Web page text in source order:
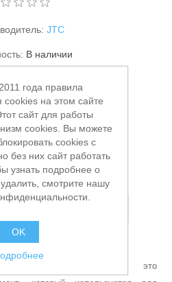
и оснастка
JTC
В наличии
УТ-00007544
JTC-71315
₽
Г-образный JTC на — это
года правила
cookies на этом сайте
сайт для работы
cookies. Вы можете
cookies с
без них сайт работать
узнать подробнее о
смотрите нашу
OK